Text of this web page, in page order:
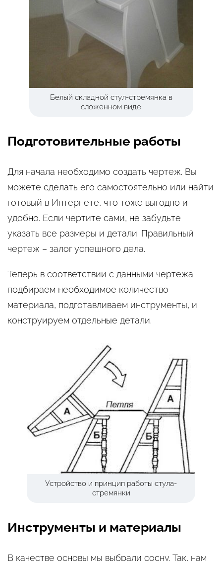
Белый складной стул-стремянка в
сложенном виде
Подготовительные работы
Для начала необходимо создать чертеж. Вы
можете сделать его самостоятельно или найти
готовый в Интернете, что тоже выгодно и
удобно. Если чертите сами, не забудьте
указать все размеры и детали. Правильный
чертеж – залог успешного дела.
Теперь в соответствии с данными чертежа
подбираем необходимое количество
материала, подготавливаем инструменты, и
конструируем отдельные детали.
Устройство и принцип работы стула-
стремянки
Инструменты и материалы
В качестве основы мы выбрали сосну. Так, нам